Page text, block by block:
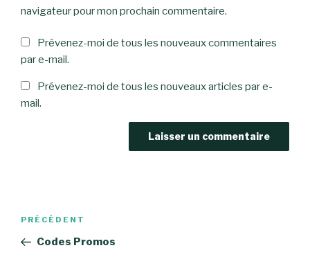
navigateur pour mon prochain commentaire.
Prévenez-moi de tous les nouveaux commentaires
par e-mail.
Prévenez-moi de tous les nouveaux articles par e-
mail.
Navigation
l’article
Article
précédent
PRÉCÉDENT
Codes Promos